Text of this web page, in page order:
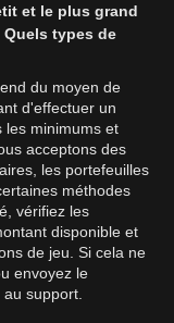
et le plus grand
types de
du moyen de
d'effectuer un
les minimums et
acceptons des
les portefeuilles
méthodes
vérifiez les
disponible et
de jeu. Si cela ne
envoyez le
support.